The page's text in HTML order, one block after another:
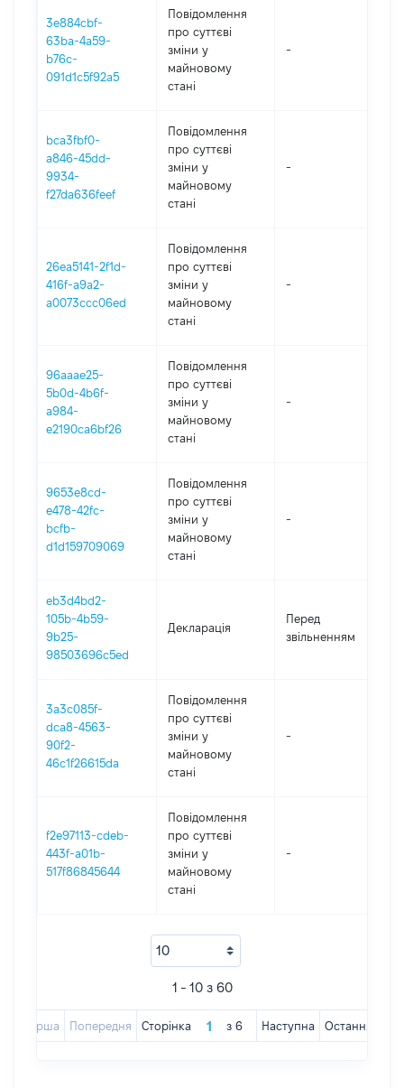
3e884cbf-
63ba-4a59-
b76c-
091d1c5f92a5
Повідомлення
про суттєві
зміни y
майновому
стані
-
bca3fbf0-
a846-45dd-
9934-
f27da636feef
Повідомлення
про суттєві
зміни y
майновому
стані
-
26ea5141-2f1d-
416f-a9a2-
a0073ccc06ed
Повідомлення
про суттєві
зміни y
майновому
стані
-
96aaae25-
5b0d-4b6f-
a984-
e2190ca6bf26
Повідомлення
про суттєві
зміни y
майновому
стані
-
9653e8cd-
e478-42fc-
bcfb-
d1d159709069
Повідомлення
про суттєві
зміни y
майновому
стані
-
eb3d4bd2-
105b-4b59-
9b25-
98503696c5ed
Декларація
Перед
звільненням
3a3c085f-
dca8-4563-
90f2-
46c1f26615da
Повідомлення
про суттєві
зміни y
майновому
стані
-
f2e97113-cdeb-
443f-a01b-
517f86845644
Повідомлення
про суттєві
зміни y
майновому
стані
-
1 - 10 з 60
Перша Попередня Сторінка з 6 Наступна Остання